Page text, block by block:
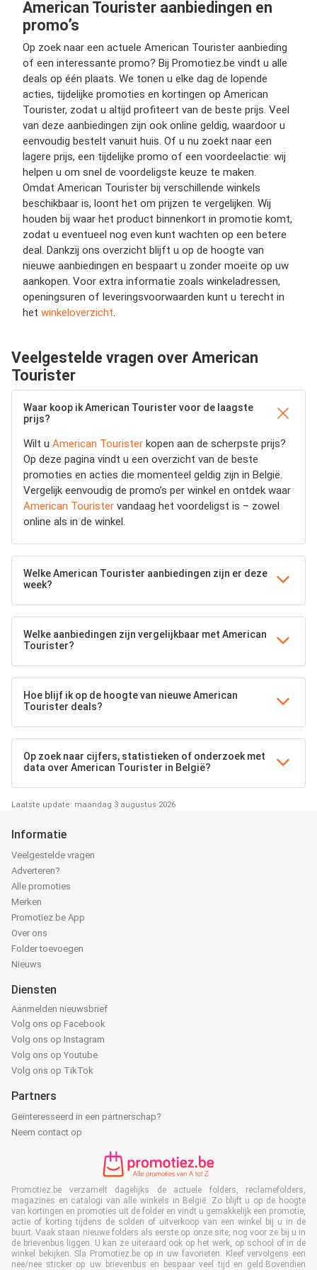
American Tourister aanbiedingen en
promo’s
Op zoek naar een actuele American Tourister aanbieding
of een interessante promo? Bij Promotiez.be vindt u alle
deals op één plaats. We tonen u elke dag de lopende
acties, tijdelijke promoties en kortingen op American
Tourister, zodat u altijd profiteert van de beste prijs. Veel
van deze aanbiedingen zijn ook online geldig, waardoor u
eenvoudig bestelt vanuit huis. Of u nu zoekt naar een
lagere prijs, een tijdelijke promo of een voordeelactie: wij
helpen u om snel de voordeligste keuze te maken.
Omdat American Tourister bij verschillende winkels
beschikbaar is, loont het om prijzen te vergelijken. Wij
houden bij waar het product binnenkort in promotie komt,
zodat u eventueel nog even kunt wachten op een betere
deal. Dankzij ons overzicht blijft u op de hoogte van
nieuwe aanbiedingen en bespaart u zonder moeite op uw
aankopen. Voor extra informatie zoals winkeladressen,
openingsuren of leveringsvoorwaarden kunt u terecht in
het winkeloverzicht.
Veelgestelde vragen over American
Tourister
Waar koop ik American Tourister voor de laagste
prijs?
Wilt u American Tourister kopen aan de scherpste prijs?
Op deze pagina vindt u een overzicht van de beste
promoties en acties die momenteel geldig zijn in België.
Vergelijk eenvoudig de promo’s per winkel en ontdek waar
American Tourister vandaag het voordeligst is – zowel
online als in de winkel.
Welke American Tourister aanbiedingen zijn er deze
week?
Welke aanbiedingen zijn vergelijkbaar met American
Tourister?
Hoe blijf ik op de hoogte van nieuwe American
Tourister deals?
Op zoek naar cijfers, statistieken of onderzoek met
data over American Tourister in België?
Laatste update: maandag 3 augustus 2026
Informatie
Veelgestelde vragen
Adverteren?
Alle promoties
Merken
Promotiez.be App
Over ons
Folder toevoegen
Nieuws
Diensten
Aanmelden nieuwsbrief
Volg ons op Facebook
Volg ons op Instagram
Volg ons op Youtube
Volg ons op TikTok
Partners
Geïnteresseerd in een partnerschap?
Neem contact op
Promotiez.be verzamelt dagelijks de actuele folders, reclamefolders,
magazines en catalogi van alle winkels in België. Zo blijft u op de hoogte
van kortingen en promoties uit de folder en vindt u gemakkelijk een promotie,
actie of korting tijdens de solden of uitverkoop van een winkel bij u in de
buurt. Vaak staan nieuwe folders als eerste op onze site, nog voor ze bij u in
de brievenbus liggen. U kan ze uiteraard ook op het werk, op school of in de
winkel bekijken. Sla Promotiez.be op in uw favorieten. Kleef vervolgens een
nee/nee sticker op uw brievenbus en bespaar veel tijd en geld.Bovendien